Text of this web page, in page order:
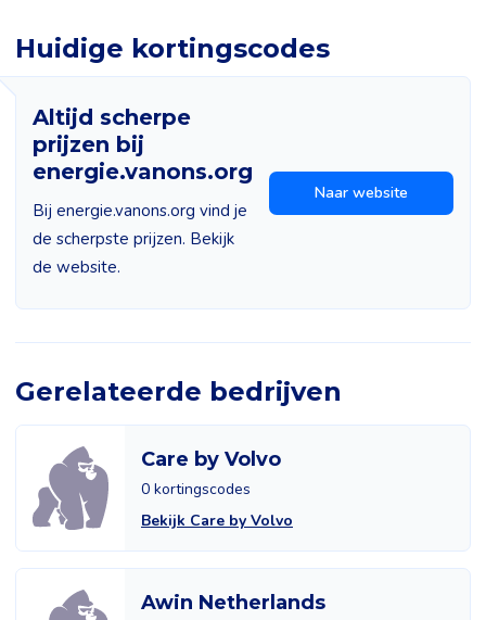
Huidige kortingscodes
Altijd scherpe
prijzen bij
energie.vanons.org
Bij energie.vanons.org vind je
de scherpste prijzen. Bekijk
de website.
Naar website
Gerelateerde bedrijven
Care by Volvo
0 kortingscodes
Bekijk Care by Volvo
Awin Netherlands